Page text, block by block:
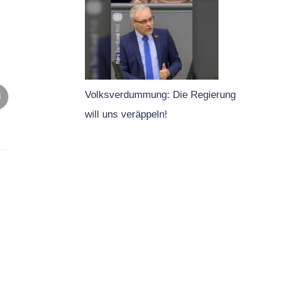
Volksverdummung: Die Regierung
will uns veräppeln!